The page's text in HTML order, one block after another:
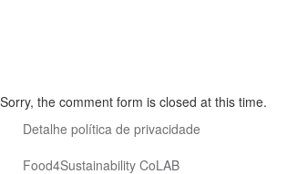
Sorry, the comment form is closed at this time.
Detalhe política de privacidade
Food4Sustainability CoLAB